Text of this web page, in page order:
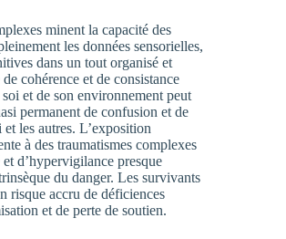
minent la capacité des
les données sensorielles,
dans un tout organisé et
cohérence et de consistance
et de son environnement peut
permanent de confusion et de
les autres. L’exposition
à des traumatismes complexes
et d’hypervigilance presque
du danger. Les survivants
risque accru de déficiences
et de perte de soutien.